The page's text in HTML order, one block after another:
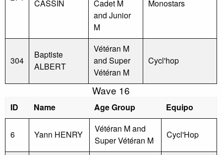
CASSIN
Cadet M
and Junior
M
Monostars
304
Baptiste
ALBERT
Vétéran M
and Super
Vétéran M
Cycl'hop
Wave 16
ID Name Age Group Equipo
6 Yann HENRY
Vétéran M and
Super Vétéran M
Cycl'Hop